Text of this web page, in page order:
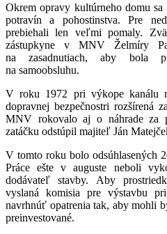
Okrem opravy kultúrneho domu sa
potravín a pohostinstva. Pre
prebiehali len veľmi pomaly.
zástupkyne v MNV Želmíry
na zasadnutiach, aby bola
na samoobsluhu.
V roku 1972 pri výkope kanálu
dopravnej bezpečnostri rozšírená
MNV rokovalo aj o náhrade za
zatáčku odstúpil majiteľ Ján
V tomto roku bolo odsúhlasených
Práce ešte v auguste neboli
dodávateľ stavby. Aby
vyslaná komisia pre výstavbu
navrhnúť opatrenia tak, aby mohli
preinvestované.